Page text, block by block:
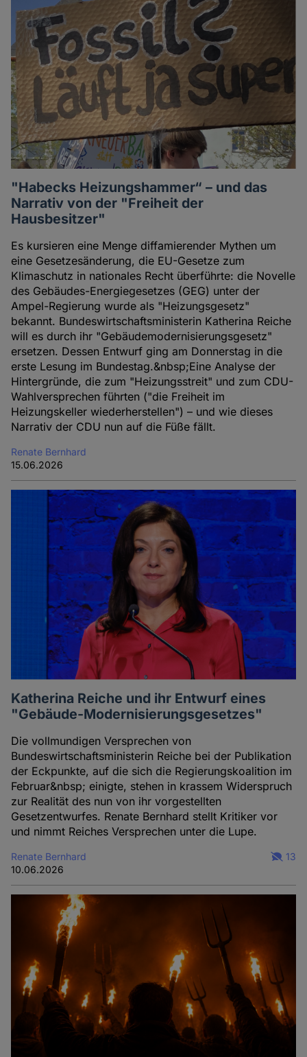
"Habecks Heizungshammer“ – und das
Narrativ von der "Freiheit der
Hausbesitzer"
Es kursieren eine Menge diffamierender Mythen um
eine Gesetzesänderung, die EU-Gesetze zum
Klimaschutz in nationales Recht überführte: die Novelle
des Gebäudes-Energiegesetzes (GEG) unter der
Ampel-Regierung wurde als "Heizungsgesetz"
bekannt. Bundeswirtschaftsministerin Katherina Reiche
will es durch ihr "Gebäudemodernisierungsgesetz"
ersetzen. Dessen Entwurf ging am Donnerstag in die
erste Lesung im Bundestag.&nbsp;Eine Analyse der
Hintergründe, die zum "Heizungsstreit" und zum CDU-
Wahlversprechen führten ("die Freiheit im
Heizungskeller wiederherstellen") – und wie dieses
Narrativ der CDU nun auf die Füße fällt.
Renate Bernhard
15.06.2026
Katherina Reiche und ihr Entwurf eines
"Gebäude-Modernisierungsgesetzes"
Die vollmundigen Versprechen von
Bundeswirtschaftsministerin Reiche bei der Publikation
der Eckpunkte, auf die sich die Regierungskoalition im
Februar&nbsp; einigte, stehen in krassem Widerspruch
zur Realität des nun von ihr vorgestellten
Gesetzentwurfes. Renate Bernhard stellt Kritiker vor
und nimmt Reiches Versprechen unter die Lupe.
Renate Bernhard
10.06.2026
13